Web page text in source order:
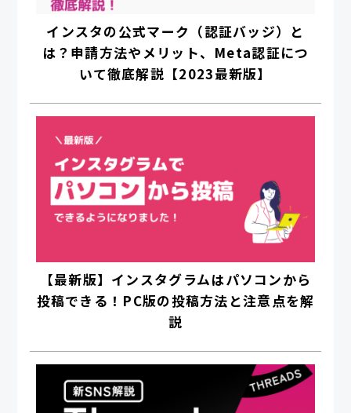
インスタの公式マーク（認証バッジ）と
は？申請方法やメリット、Meta認証につ
いて徹底解説【2023最新版】
【最新版】インスタグラムはパソコンから
投稿できる！PC版の投稿方法と注意点を解
説